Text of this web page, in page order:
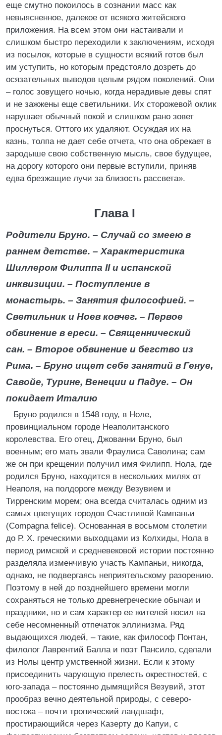
еще смутно покоилось в сознании масс как
невыясненное, далекое от всякого житейского
приложения. На всем этом они настаивали и
слишком быстро переходили к заключениям, исходя
из посылок, которые в сущности всякий готов был
им уступить, но которым предстояло дозреть до
осязательных выводов целым рядом поколений. Они
– голос зовущего ночью, когда нерадивые девы спят
и не зажжены еще светильники. Их сторожевой оклик
нарушает обычный покой и слишком рано зовет
проснуться. Оттого их удаляют. Осуждая их на
казнь, толпа не дает себе отчета, что она обрекает в
зародыше свою собственную мысль, свое будущее,
на дорогу которого они первые вступили, приняв
едва брезжащие лучи за близость рассвета».
Глава I
Родители Бруно. – Случай со змеею в
раннем детстве. – Характеристика
Шиллером Филиппа II и испанской
инквизиции. – Поступление в
монастырь. – Занятия философией. –
Светильник и Ноев ковчег. – Первое
обвинение в ереси. – Священнический
сан. – Второе обвинение и бегство из
Рима. – Бруно ищет себе занятий в Генуе,
Савойе, Турине, Венеции и Падуе. – Он
покидает Италию
Бруно родился в 1548 году, в Ноле,
провинциальном городе Неаполитанского
королевства. Его отец, Джованни Бруно, был
военным; его мать звали Фраулиса Саволина; сам
же он при крещении получил имя Филипп. Нола, где
родился Бруно, находится в нескольких милях от
Неаполя, на полдороге между Везувием и
Тирренским морем; она всегда считалась одним из
самых цветущих городов Счастливой Кампаньи
(Compagna felice). Основанная в восьмом столетии
до Р. X. греческими выходцами из Колхиды, Нола в
период римской и средневековой истории постоянно
разделяла изменчивую участь Кампаньи, никогда,
однако, не подвергаясь неприятельскому разорению.
Поэтому в ней до позднейшего времени могли
сохраняться не только древнегреческие обычаи и
праздники, но и сам характер ее жителей носил на
себе несомненный отпечаток эллинизма. Ряд
выдающихся людей, – такие, как философ Понтан,
филолог Лаврентий Балла и поэт Пансило, сделали
из Нолы центр умственной жизни. Если к этому
присоединить чарующую прелесть окрестностей, с
юго-запада – постоянно дымящийся Везувий, этот
прообраз вечно деятельной природы, с северо-
востока – почти тропический ландшафт,
простирающийся через Казерту до Капуи, с